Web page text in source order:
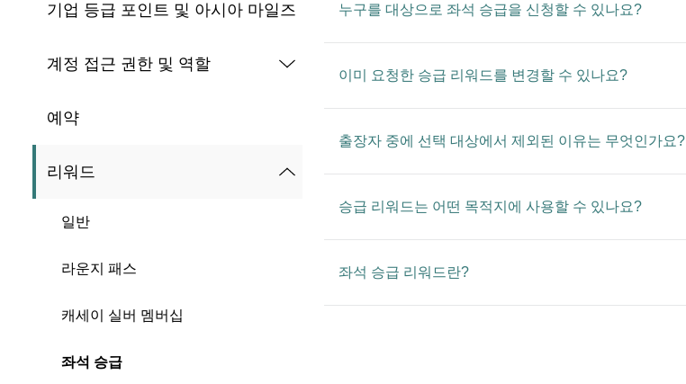
기업 등급 포인트 및 아시아 마일즈
계정 접근 권한 및 역할
예약
리워드
일반
라운지 패스
캐세이 실버 멤버십
좌석 승급
누구를 대상으로 좌석 승급을 신청할 수 있나요?
이미 요청한 승급 리워드를 변경할 수 있나요?
출장자 중에 선택 대상에서 제외된 이유는 무엇인가요?
승급 리워드는 어떤 목적지에 사용할 수 있나요?
좌석 승급 리워드란?